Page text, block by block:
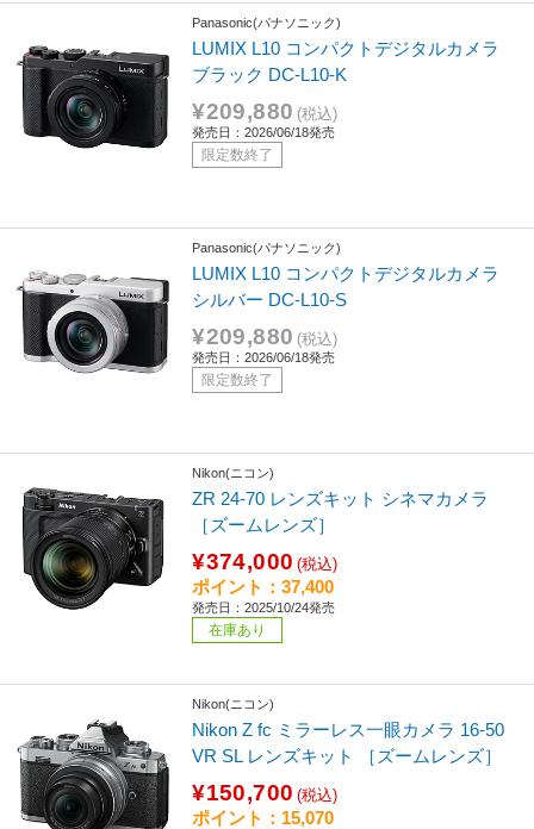
Panasonic(パナソニック)
LUMIX L10 コンパクトデジタルカメラ
ブラック DC-L10-K
¥209,880 (税込)
発売日：2026/06/18発売
限定数終了
Panasonic(パナソニック)
LUMIX L10 コンパクトデジタルカメラ
シルバー DC-L10-S
¥209,880 (税込)
発売日：2026/06/18発売
限定数終了
Nikon(ニコン)
ZR 24-70 レンズキット シネマカメラ
［ズームレンズ］
¥374,000 (税込)
ポイント：37,400
発売日：2025/10/24発売
在庫あり
Nikon(ニコン)
Nikon Z fc ミラーレス一眼カメラ 16-50
VR SL レンズキット ［ズームレンズ］
¥150,700 (税込)
ポイント：15,070